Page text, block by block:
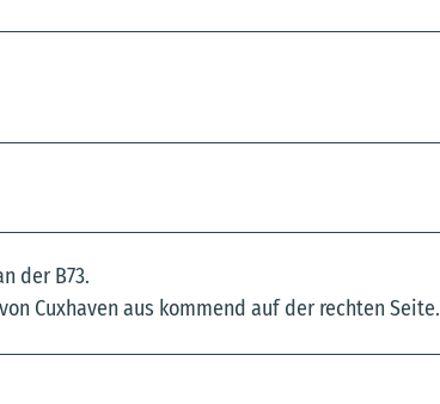
der B73.
Cuxhaven aus kommend auf der rechten Seite.